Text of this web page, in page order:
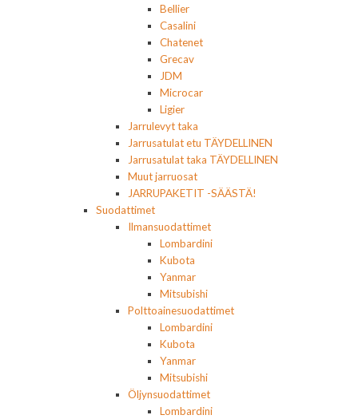
Bellier
Casalini
Chatenet
Grecav
JDM
Microcar
Ligier
Jarrulevyt taka
Jarrusatulat etu TÄYDELLINEN
Jarrusatulat taka TÄYDELLINEN
Muut jarruosat
JARRUPAKETIT -SÄÄSTÄ!
Suodattimet
Ilmansuodattimet
Lombardini
Kubota
Yanmar
Mitsubishi
Polttoainesuodattimet
Lombardini
Kubota
Yanmar
Mitsubishi
Öljynsuodattimet
Lombardini